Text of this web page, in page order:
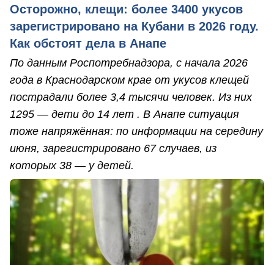
Осторожно, клещи: более 3400 укусов
зарегистрировано на Кубани в 2026 году.
Как обстоят дела в Анапе
По данным Роспотребнадзора, с начала 2026
года в Краснодарском крае от укусов клещей
пострадали более 3,4 тысячи человек. Из них
1295 — дети до 14 лет . В Анапе ситуация
тоже напряжённая: по информации на середину
июня, зарегистрировано 67 случаев, из
которых 38 — у детей.